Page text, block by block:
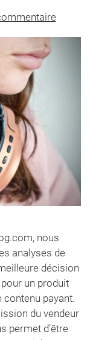
nous
analyses de
décision
pour un produit
contenu payant.
du vendeur
permet d’être